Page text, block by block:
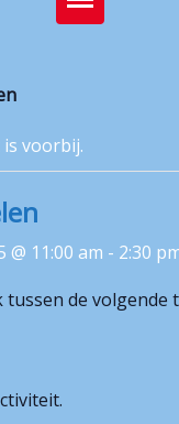
de boerderij
voorbij.
11:00 am - 2:30
tussen de volgende